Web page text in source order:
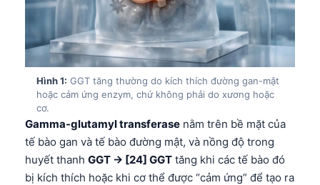
Hình 1: GGT tăng thường do kích thích đường gan-mật
hoặc cảm ứng enzym, chứ không phải do xương hoặc
cơ.
Gamma-glutamyl transferase nằm trên bề mặt của
tế bào gan và tế bào đường mật, và nồng độ trong
huyết thanh GGT → [24] GGT tăng khi các tế bào đó
bị kích thích hoặc khi cơ thể được “cảm ứng” để tạo ra